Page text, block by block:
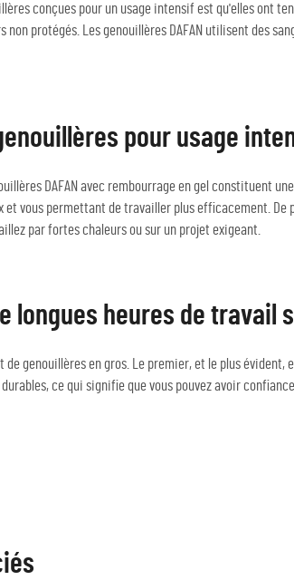
conçues pour un usage intensif est qu'elles ont
non protégés. Les genouillères DAFAN utilisent des
pour usage
DAFAN avec rembourrage en gel constituent
vous permettant de travailler plus efficacement.
par fortes chaleurs ou sur un projet exigeant.
longues heures de travail
genouillères en gros. Le premier, et le plus
ce qui signifie que vous pouvez avoir